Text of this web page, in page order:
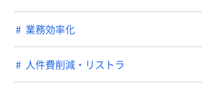
業務効率化
人件費削減・リストラ